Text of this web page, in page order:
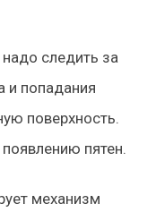
следить за
и попадания
поверхность.
пятен.
механизм